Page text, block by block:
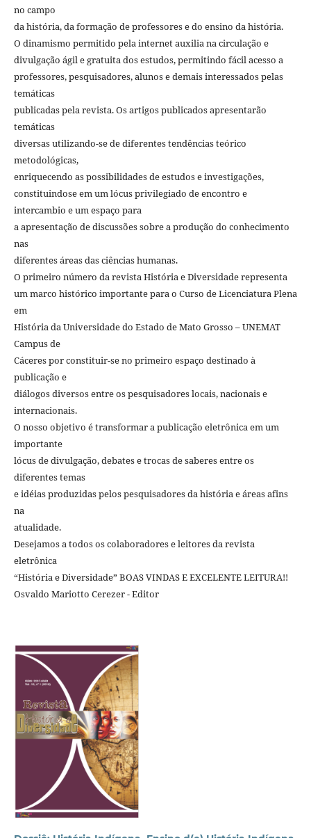
no campo
da história, da formação de professores e do ensino da história.
O dinamismo permitido pela internet auxilia na circulação e
divulgação ágil e gratuita dos estudos, permitindo fácil acesso a
professores, pesquisadores, alunos e demais interessados pelas
temáticas
publicadas pela revista. Os artigos publicados apresentarão
temáticas
diversas utilizando-se de diferentes tendências teórico
metodológicas,
enriquecendo as possibilidades de estudos e investigações,
constituindose em um lócus privilegiado de encontro e
intercambio e um espaço para
a apresentação de discussões sobre a produção do conhecimento
nas
diferentes áreas das ciências humanas.
O primeiro número da revista História e Diversidade representa
um marco histórico importante para o Curso de Licenciatura Plena
em
História da Universidade do Estado de Mato Grosso – UNEMAT
Campus de
Cáceres por constituir-se no primeiro espaço destinado à
publicação e
diálogos diversos entre os pesquisadores locais, nacionais e
internacionais.
O nosso objetivo é transformar a publicação eletrônica em um
importante
lócus de divulgação, debates e trocas de saberes entre os
diferentes temas
e idéias produzidas pelos pesquisadores da história e áreas afins
na
atualidade.
Desejamos a todos os colaboradores e leitores da revista
eletrônica
“História e Diversidade” BOAS VINDAS E EXCELENTE LEITURA!!
Osvaldo Mariotto Cerezer - Editor